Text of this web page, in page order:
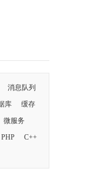
消息队列
库
缓存
微服务
PHP
C++